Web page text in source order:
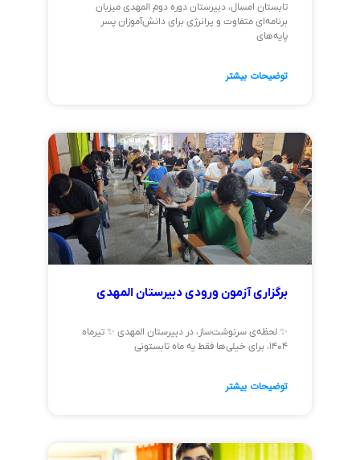
تابستان امسال، دبیرستان دوره دوم المهدی میزبان
برنامه‌ای متفاوت و پرانرژی برای دانش‌آموزان پسر
پایه‌های
توضیحات بیشتر
برگزاری آزمون ورودی دبیرستان المهدی
✨ لحظه‌ی سرنوشت‌ساز، در دبیرستان المهدی ✨ تیرماه
۱۴۰۴، برای خیلی‌ها فقط یه ماه تابستونی
توضیحات بیشتر